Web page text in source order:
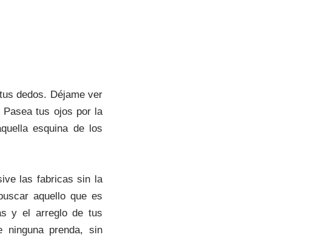
dedos. Déjame ver
Pasea tus ojos por la
esquina de los
las fabricas sin la
aquello que es
y el arreglo de tus
ninguna prenda, sin